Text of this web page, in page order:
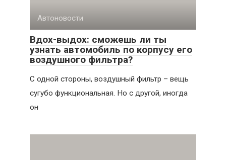
Автоновости
Вдох-выдох: сможешь ли ты
узнать автомобиль по корпусу его
воздушного фильтра?
С одной стороны, воздушный фильтр – вещь
сугубо функциональная. Но с другой, иногда
он